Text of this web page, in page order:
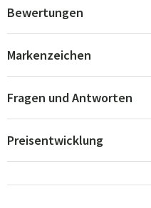
Bewertungen
Markenzeichen
Fragen und Antworten
Preisentwicklung